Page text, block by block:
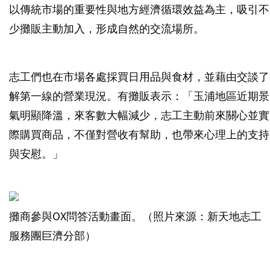
以傳統市場的重要性與地方經濟循環效益為主，吸引不
少攤販主動加入，形成自然的交流場所。
志工們也在市場各處採買日用品與食材，並藉由交談了
解第一線的營業現況。有攤販表示：「玉浦地區近期景
氣明顯降溫，來客數大幅減少，志工主動前來關心並實
際購買商品，不僅對營收有幫助，也帶來心理上的支持
與安慰。」
攤商參與OX問答活動畫面。（照片來源：新天地志工
服務團巨濟分部）